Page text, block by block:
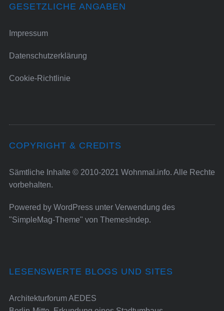
GESETZLICHE ANGABEN
Impressum
Datenschutzerklärung
Cookie-Richtlinie
COPYRIGHT & CREDITS
Sämtliche Inhalte © 2010-2021 Wohnmal.info. Alle Rechte
vorbehalten.
Powered by WordPressunter Verwendung des
"SimpleMag-Theme" von ThemesIndep.
LESENSWERTE BLOGS UND SITES
Architekturforum AEDES